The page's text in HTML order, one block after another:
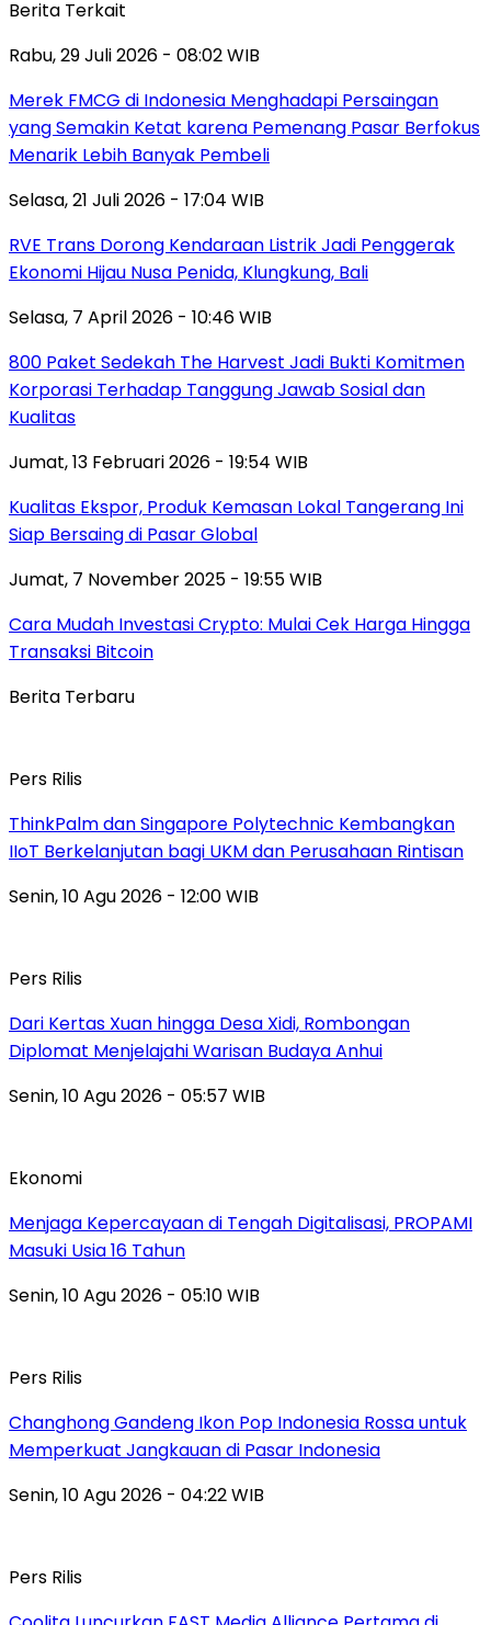
Berita Terkait
Rabu, 29 Juli 2026 - 08:02 WIB
Merek FMCG di Indonesia Menghadapi Persaingan
yang Semakin Ketat karena Pemenang Pasar Berfokus
Menarik Lebih Banyak Pembeli
Selasa, 21 Juli 2026 - 17:04 WIB
RVE Trans Dorong Kendaraan Listrik Jadi Penggerak
Ekonomi Hijau Nusa Penida, Klungkung, Bali
Selasa, 7 April 2026 - 10:46 WIB
800 Paket Sedekah The Harvest Jadi Bukti Komitmen
Korporasi Terhadap Tanggung Jawab Sosial dan
Kualitas
Jumat, 13 Februari 2026 - 19:54 WIB
Kualitas Ekspor, Produk Kemasan Lokal Tangerang Ini
Siap Bersaing di Pasar Global
Jumat, 7 November 2025 - 19:55 WIB
Cara Mudah Investasi Crypto: Mulai Cek Harga Hingga
Transaksi Bitcoin
Berita Terbaru
Pers Rilis
ThinkPalm dan Singapore Polytechnic Kembangkan
IIoT Berkelanjutan bagi UKM dan Perusahaan Rintisan
Senin, 10 Agu 2026 - 12:00 WIB
Pers Rilis
Dari Kertas Xuan hingga Desa Xidi, Rombongan
Diplomat Menjelajahi Warisan Budaya Anhui
Senin, 10 Agu 2026 - 05:57 WIB
Ekonomi
Menjaga Kepercayaan di Tengah Digitalisasi, PROPAMI
Masuki Usia 16 Tahun
Senin, 10 Agu 2026 - 05:10 WIB
Pers Rilis
Changhong Gandeng Ikon Pop Indonesia Rossa untuk
Memperkuat Jangkauan di Pasar Indonesia
Senin, 10 Agu 2026 - 04:22 WIB
Pers Rilis